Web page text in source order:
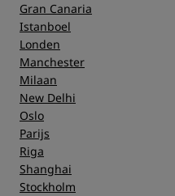
Gran Canaria
Istanboel
Londen
Manchester
Milaan
New Delhi
Oslo
Parijs
Riga
Shanghai
Stockholm